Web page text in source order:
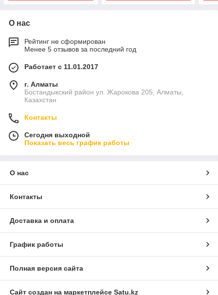
О нас
Рейтинг не сформирован
Менее 5 отзывов за последний год
Работает с 11.01.2017
г. Алматы
Бостандыкский район ул. Жарокова 205, Алматы,
Казахстан
Контакты
Сегодня выходной
Показать весь график работы
О нас
Контакты
Доставка и оплата
График работы
Полная версия сайта
Сайт создан на маркетплейсе Satu.kz